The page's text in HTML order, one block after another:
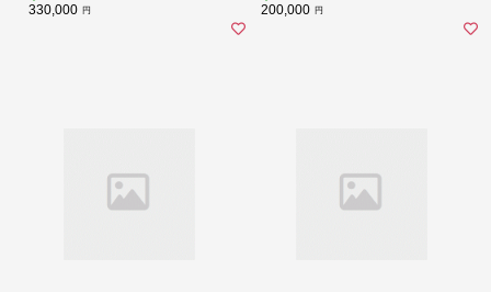
330,000 円 200,000 円